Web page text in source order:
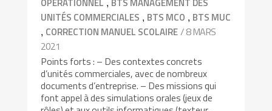
OPÉRATIONNEL
BTS MANAGEMENT DES
UNITÉS COMMERCIALES , BTS MCO , BTS MUC
, CORRECTION MANUEL SCOLAIRE/ 8 MARS
2021
Points forts : – Des contextes concrets
d’unités commerciales, avec de nombreux
documents d’entreprise. – Des missions qui
font appel à des simulations orales (jeux de